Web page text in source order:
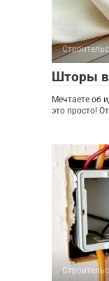
Шторы
Мечтаете об
это просто!